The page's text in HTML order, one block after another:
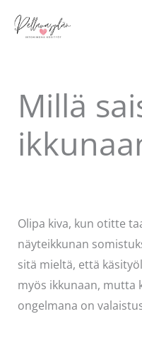
sisältöön
Millä
Olipa kiva, kun otitte
näyteikkunan
sitä mieltä, että
myös ikkunaan, mutta
ongelmana on